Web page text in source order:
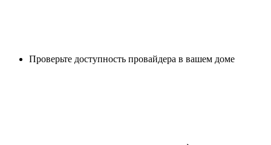
Проверьте доступность провайдера в вашем доме